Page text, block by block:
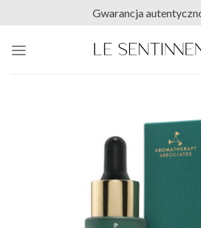
content
Gwarancja